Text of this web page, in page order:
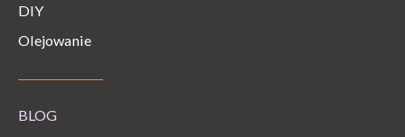
DIY
Olejowanie
BLOG